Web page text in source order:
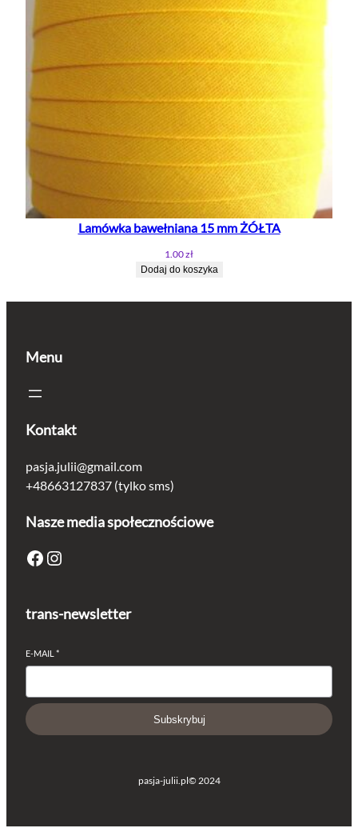
Lamówka bawełniana 15 mm ŻÓŁTA
1.00zł
Dodaj do koszyka
Menu
Kontakt
pasja.julii@gmail.com
+48663127837 (tylko sms)
Nasze media społecznościowe
Facebook Instagram
trans-newsletter
E-MAIL *
Subskrybuj
pasja-julii.pl© 2024